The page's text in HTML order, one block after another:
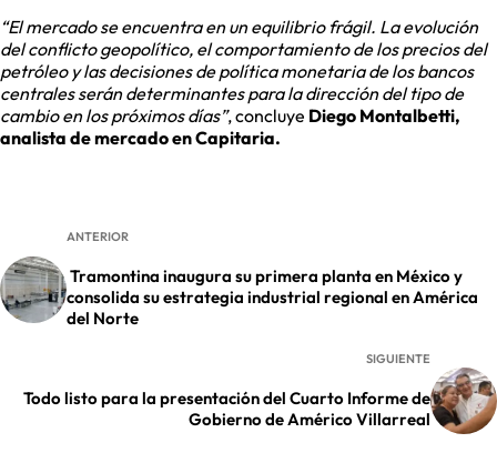
“El mercado se encuentra en un equilibrio frágil. La evolución
del conflicto geopolítico, el comportamiento de los precios del
petróleo y las decisiones de política monetaria de los bancos
centrales serán determinantes para la dirección del tipo de
cambio en los próximos días”, concluye Diego Montalbetti,
analista de mercado en Capitaria.
ANTERIOR
Tramontina inaugura su primera planta en México y
consolida su estrategia industrial regional en América
del Norte
SIGUIENTE
Todo listo para la presentación del Cuarto Informe de
Gobierno de Américo Villarreal